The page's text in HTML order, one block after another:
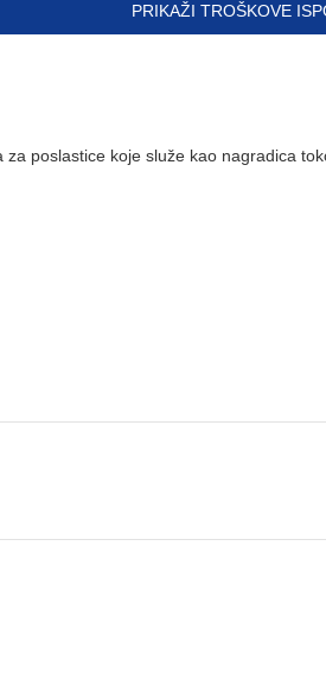
PRIKAŽI TROŠKOVE
poslastice koje služe kao nagradica